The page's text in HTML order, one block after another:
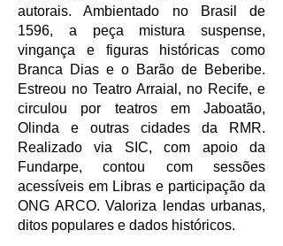
autorais. Ambientado no Brasil de
1596, a peça mistura suspense,
vingança e figuras históricas como
Branca Dias e o Barão de Beberibe.
Estreou no Teatro Arraial, no Recife, e
circulou por teatros em Jaboatão,
Olinda e outras cidades da RMR.
Realizado via SIC, com apoio da
Fundarpe, contou com sessões
acessíveis em Libras e participação da
ONG ARCO. Valoriza lendas urbanas,
ditos populares e dados históricos.